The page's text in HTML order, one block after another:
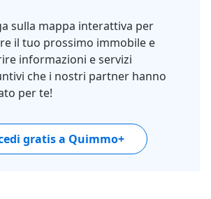
sulla mappa interattiva per
il tuo prossimo immobile e
informazioni e servizi
che i nostri partner hanno
per te!
gratis a Quimmo+